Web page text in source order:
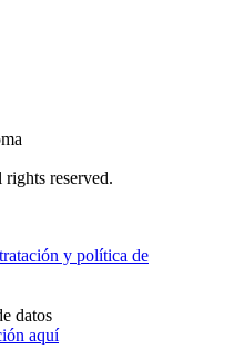
reserved.
y política de
datos
aquí